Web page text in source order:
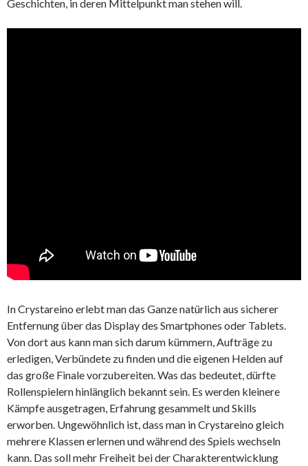
Geschichten, in deren Mittelpunkt man stehen will.
In Crystareino erlebt man das Ganze natürlich aus sicherer
Entfernung über das Display des Smartphones oder Tablets.
Von dort aus kann man sich darum kümmern, Aufträge zu
erledigen, Verbündete zu finden und die eigenen Helden auf
das große Finale vorzubereiten. Was das bedeutet, dürfte
Rollenspielern hinlänglich bekannt sein. Es werden kleinere
Kämpfe ausgetragen, Erfahrung gesammelt und Skills
erworben. Ungewöhnlich ist, dass man in Crystareino gleich
mehrere Klassen erlernen und während des Spiels wechseln
kann. Das soll mehr Freiheit bei der Charakterentwicklung